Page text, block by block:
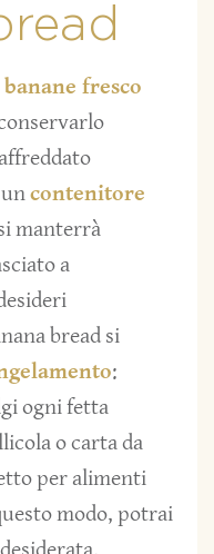
fresco
contenitore
manterrà
a
bread si
:
ogni fetta
o carta da
per alimenti
modo, potrai